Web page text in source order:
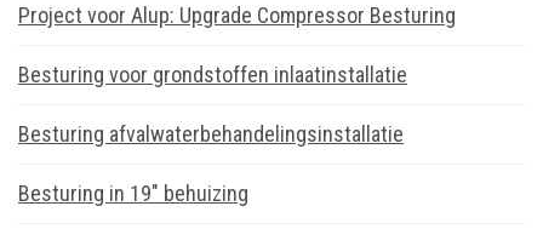
Project voor Alup: Upgrade Compressor Besturing
Besturing voor grondstoffen inlaatinstallatie
Besturing afvalwaterbehandelingsinstallatie
Besturing in 19″ behuizing